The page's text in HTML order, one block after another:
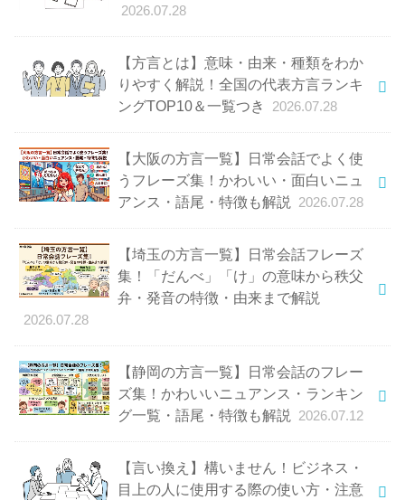
2026.07.28
【方言とは】意味・由来・種類をわか
りやすく解説！全国の代表方言ランキ
ングTOP10＆一覧つき
2026.07.28
【大阪の方言一覧】日常会話でよく使
うフレーズ集！かわいい・面白いニュ
アンス・語尾・特徴も解説
2026.07.28
【埼玉の方言一覧】日常会話フレーズ
集！「だんべ」「け」の意味から秩父
弁・発音の特徴・由来まで解説
2026.07.28
【静岡の方言一覧】日常会話のフレー
ズ集！かわいいニュアンス・ランキン
グ一覧・語尾・特徴も解説
2026.07.12
【言い換え】構いません！ビジネス・
目上の人に使用する際の使い方・注意